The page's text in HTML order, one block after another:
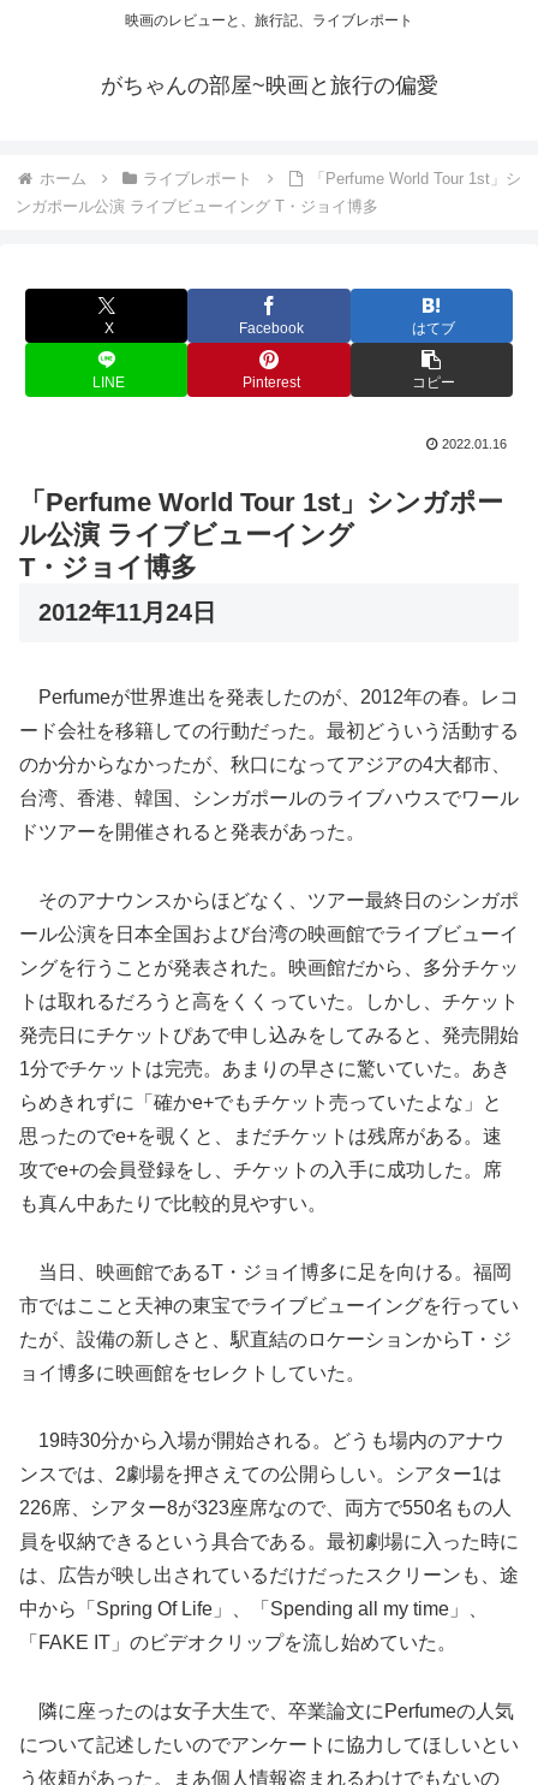
映画のレビューと、旅行記、ライブレポート
がちゃんの部屋~映画と旅行の偏愛
ホーム ライブレポート
「Perfume World Tour 1st」シ
ンガポール公演 ライブビューイング T・ジョイ博多
X Facebook はてブ
LINE Pinterest コピー
2022.01.16
「Perfume World Tour 1st」シンガポー
ル公演 ライブビューイング
T・ジョイ博多
2012年11月24日
Perfumeが世界進出を発表したのが、2012年の春。レコ
ード会社を移籍しての行動だった。最初どういう活動する
のか分からなかったが、秋口になってアジアの4大都市、
台湾、香港、韓国、シンガポールのライブハウスでワール
ドツアーを開催されると発表があった。
そのアナウンスからほどなく、ツアー最終日のシンガポ
ール公演を日本全国および台湾の映画館でライブビューイ
ングを行うことが発表された。映画館だから、多分チケッ
トは取れるだろうと高をくくっていた。しかし、チケット
発売日にチケットぴあで申し込みをしてみると、発売開始
1分でチケットは完売。あまりの早さに驚いていた。あき
らめきれずに「確かe+でもチケット売っていたよな」と
思ったのでe+を覗くと、まだチケットは残席がある。速
攻でe+の会員登録をし、チケットの入手に成功した。席
も真ん中あたりで比較的見やすい。
当日、映画館であるT・ジョイ博多に足を向ける。福岡
市ではここと天神の東宝でライブビューイングを行ってい
たが、設備の新しさと、駅直結のロケーションからT・ジ
ョイ博多に映画館をセレクトしていた。
19時30分から入場が開始される。どうも場内のアナウ
ンスでは、2劇場を押さえての公開らしい。シアター1は
226席、シアター8が323座席なので、両方で550名もの人
員を収納できるという具合である。最初劇場に入った時に
は、広告が映し出されているだけだったスクリーンも、途
中から「Spring Of Life」、「Spending all my time」、
「FAKE IT」のビデオクリップを流し始めていた。
隣に座ったのは女子大生で、卒業論文にPerfumeの人気
について記述したいのでアンケートに協力してほしいとい
う依頼があった。まあ個人情報盗まれるわけでもないの